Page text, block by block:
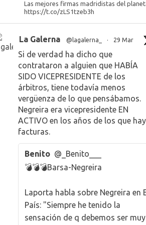
Las mejores firmas madridistas del
https://t.co/zLS1tzeb3h
La Galerna @lagalerna_ · 29 Mar
Si de verdad ha dicho que
contrataron a alguien que HABÍA
SIDO VICEPRESIDENTE de los
árbitros, tiene todavía menos
vergüenza de lo que pensábamos.
Negreira era vicepresidente EN
ACTIVO en los años de los que hay
facturas.
Benito @_Benito___
💣💣💣Barsa-Negreira
Laporta habla sobre Negreira en
País: "Siempre he tenido la
sensación de q debemos ser muy